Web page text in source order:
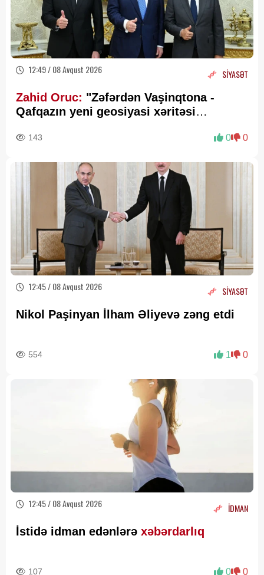
12:49 / 08 Avqust 2026 SİYASƏT
Zahid Oruc: "Zəfərdən Vaşinqtona -
Qafqazın yeni geosiyasi xəritəsi
143 0 0
12:45 / 08 Avqust 2026 SİYASƏT
Nikol Paşinyan İlham Əliyevə zəng etdi
554 1 0
12:45 / 08 Avqust 2026 İDMAN
İstidə idman edənlərə xəbərdarlıq
107 0 0